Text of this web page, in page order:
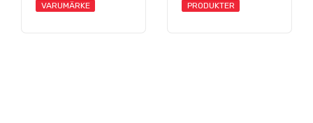
VARUMÄRKE PRODUKTER